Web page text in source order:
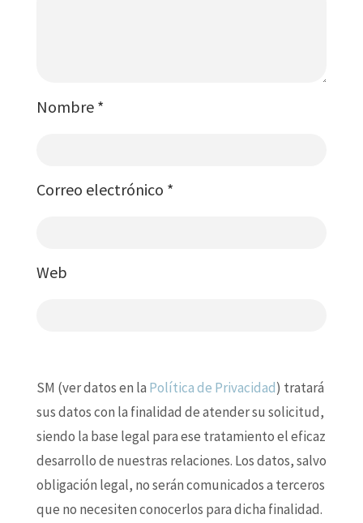
Nombre *
Correo electrónico *
Web
SM (ver datos en la Política de Privacidad) tratará
sus datos con la finalidad de atender su solicitud,
siendo la base legal para ese tratamiento el eficaz
desarrollo de nuestras relaciones. Los datos, salvo
obligación legal, no serán comunicados a terceros
que no necesiten conocerlos para dicha finalidad.